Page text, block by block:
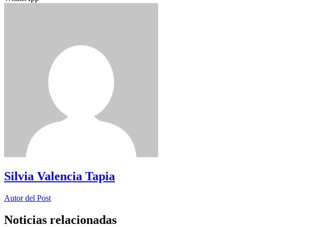
Silvia Valencia Tapia
Autor del Post
Noticias relacionadas